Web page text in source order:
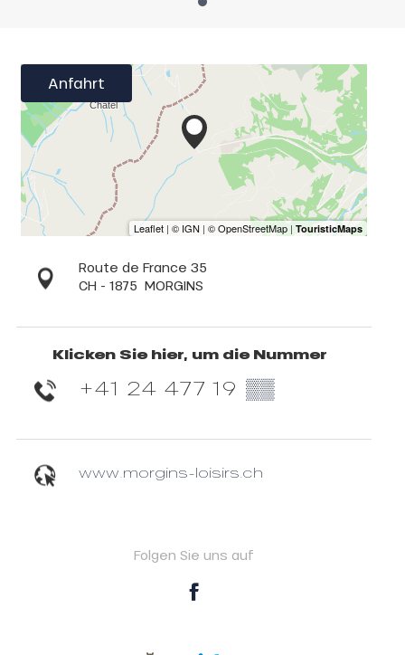
Anfahrt
Route de France 35
CH - 1875 MORGINS
Klicken Sie hier, um die Nummer
+41 24 477 19 ▒▒
www.morgins-loisirs.ch
Folgen Sie uns auf